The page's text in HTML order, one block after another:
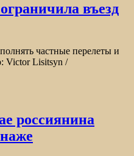
въезд
частные перелеты и
Victor Lisitsyn /
россиянина